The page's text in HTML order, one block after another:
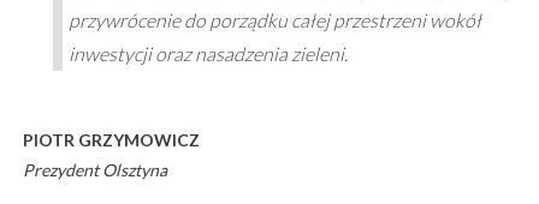
przywrócenie do porządku całej przestrzeni wokół
inwestycji oraz nasadzenia zieleni.
PIOTR GRZYMOWICZ
Prezydent Olsztyna